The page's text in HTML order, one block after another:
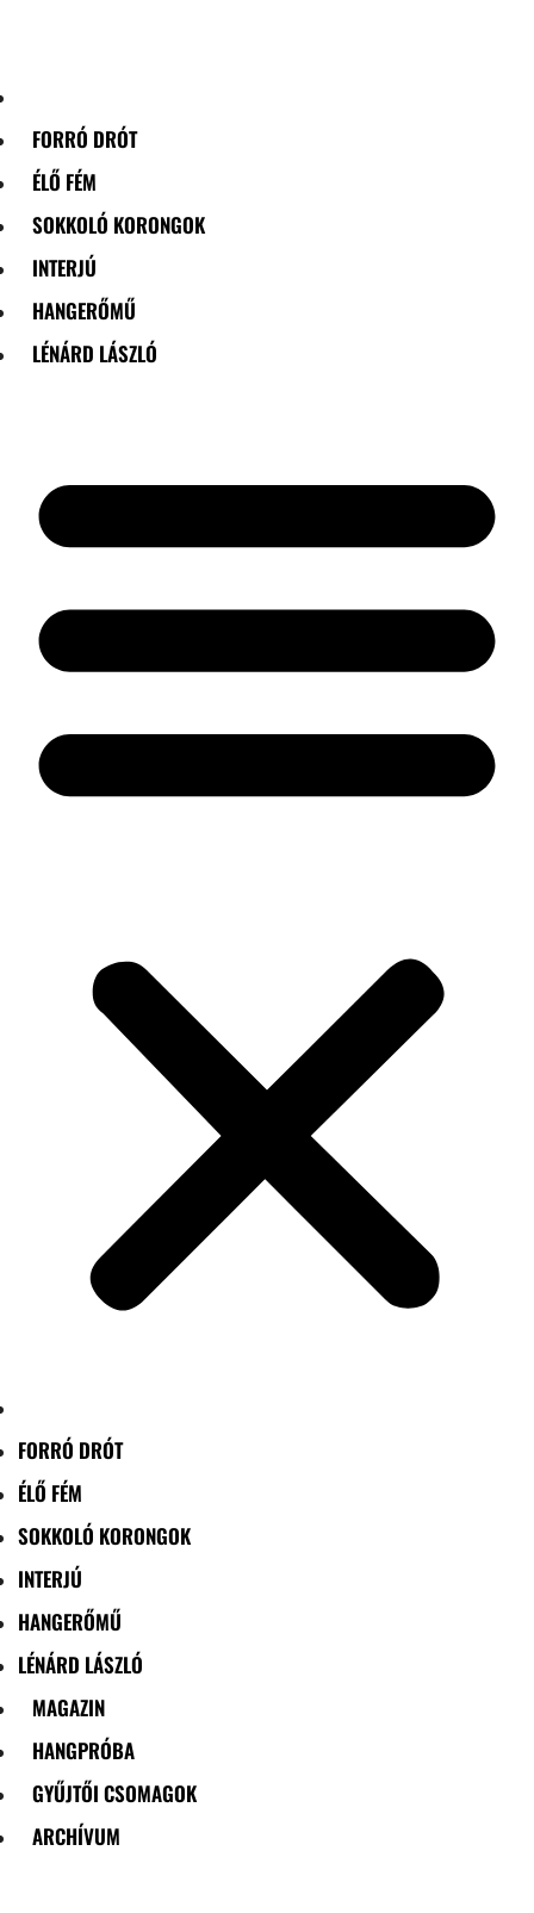
FORRÓ DRÓT
ÉLŐ FÉM
SOKKOLÓ KORONGOK
INTERJÚ
HANGERŐMŰ
LÉNÁRD LÁSZLÓ
FORRÓ DRÓT
ÉLŐ FÉM
SOKKOLÓ KORONGOK
INTERJÚ
HANGERŐMŰ
LÉNÁRD LÁSZLÓ
MAGAZIN
HANGPRÓBA
GYŰJTŐI CSOMAGOK
ARCHÍVUM